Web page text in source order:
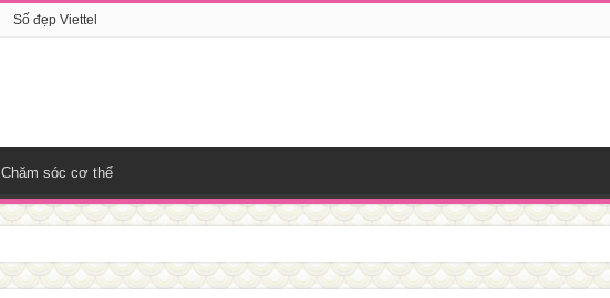
Số đẹp Viettel
Chăm sóc cơ thể